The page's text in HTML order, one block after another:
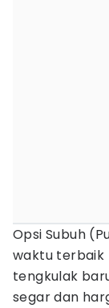
Opsi Subuh
waktu terbaik
tengkulak
segar dan